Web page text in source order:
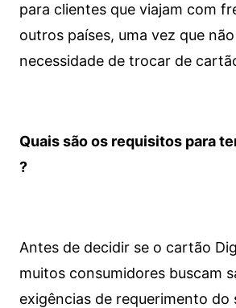
para clientes que viajam com
outros países, uma vez que
necessidade de trocar de
Quais são os requisitos para
?
Antes de decidir se o cartão
muitos consumidores buscam
exigências de requerimento do